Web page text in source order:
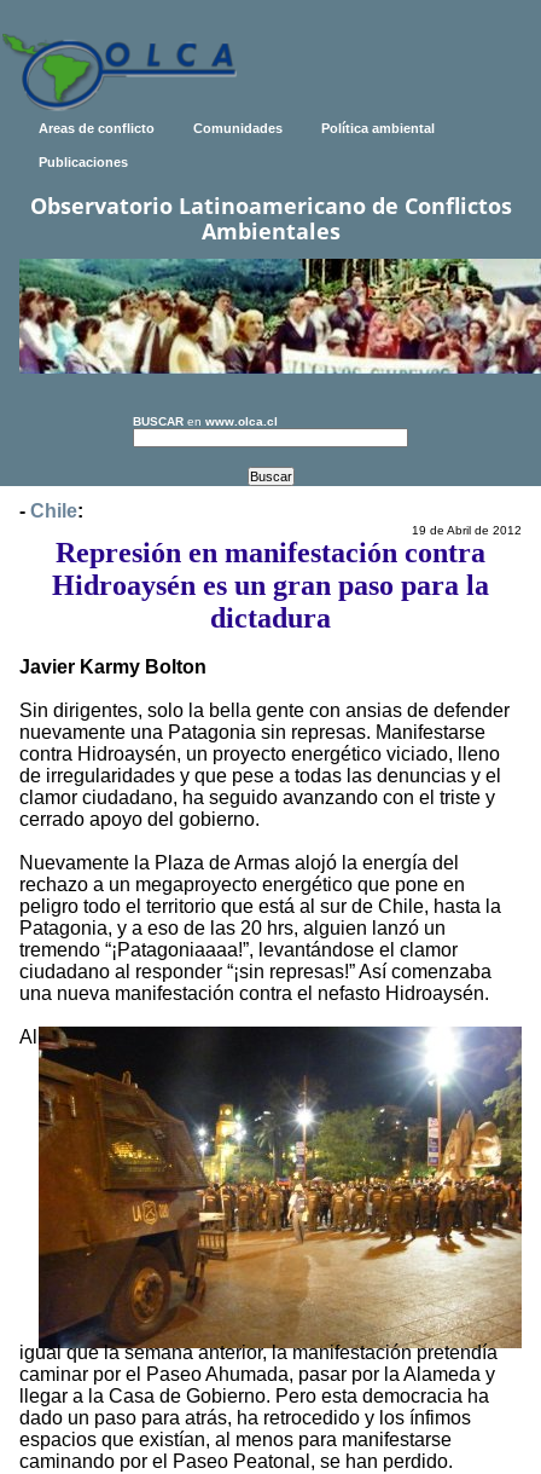
Areas de conflicto Comunidades Política ambiental
Publicaciones
Observatorio Latinoamericano de Conflictos
Ambientales
BUSCAR en www.olca.cl
- Chile:
19 de Abril de 2012
Represión en manifestación contra
Hidroaysén es un gran paso para la
dictadura
Javier Karmy Bolton
Sin dirigentes, solo la bella gente con ansias de defender
nuevamente una Patagonia sin represas. Manifestarse
contra Hidroaysén, un proyecto energético viciado, lleno
de irregularidades y que pese a todas las denuncias y el
clamor ciudadano, ha seguido avanzando con el triste y
cerrado apoyo del gobierno.
Nuevamente la Plaza de Armas alojó la energía del
rechazo a un megaproyecto energético que pone en
peligro todo el territorio que está al sur de Chile, hasta la
Patagonia, y a eso de las 20 hrs, alguien lanzó un
tremendo “¡Patagoniaaaa!”, levantándose el clamor
ciudadano al responder “¡sin represas!” Así comenzaba
una nueva manifestación contra el nefasto Hidroaysén.
Al
igual que la semana anterior, la manifestación pretendía
caminar por el Paseo Ahumada, pasar por la Alameda y
llegar a la Casa de Gobierno. Pero esta democracia ha
dado un paso para atrás, ha retrocedido y los ínfimos
espacios que existían, al menos para manifestarse
caminando por el Paseo Peatonal, se han perdido.